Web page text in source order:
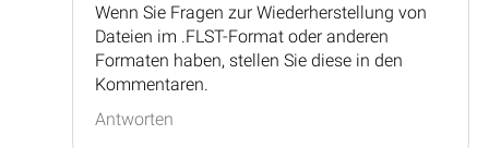
Wenn Sie Fragen zur Wiederherstellung von
Dateien im .FLST-Format oder anderen
Formaten haben, stellen Sie diese in den
Kommentaren.
Antworten